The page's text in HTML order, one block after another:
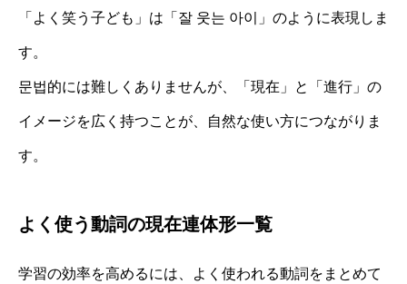
「よく笑う子ども」は「잘 웃는 아이」のように表現しま
す。
문법的には難しくありませんが、「現在」と「進行」の
イメージを広く持つことが、自然な使い方につながりま
す。
よく使う動詞の現在連体形一覧
学習の効率を高めるには、よく使われる動詞をまとめて